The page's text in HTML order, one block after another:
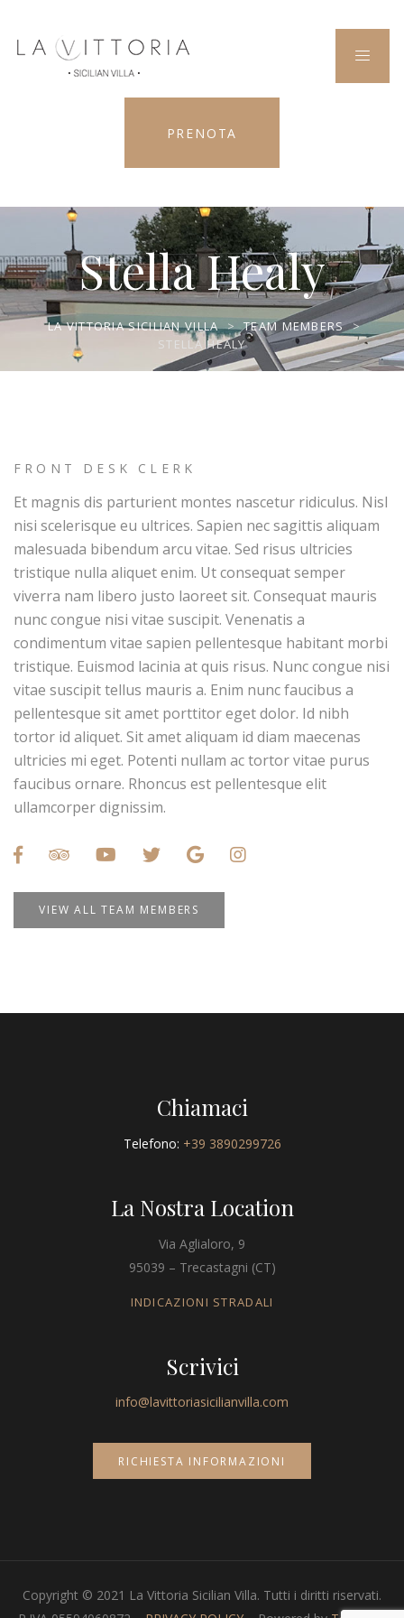
PRENOTA
Stella Healy
LA VITTORIA SICILIAN VILLA > TEAM MEMBERS >
STELLA HEALY
FRONT DESK CLERK
Et magnis dis parturient montes nascetur ridiculus. Nisl
nisi scelerisque eu ultrices. Sapien nec sagittis aliquam
malesuada bibendum arcu vitae. Sed risus ultricies
tristique nulla aliquet enim. Ut consequat semper
viverra nam libero justo laoreet sit. Consequat mauris
nunc congue nisi vitae suscipit. Venenatis a
condimentum vitae sapien pellentesque habitant morbi
tristique. Euismod lacinia at quis risus. Nunc congue nisi
vitae suscipit tellus mauris a. Enim nunc faucibus a
pellentesque sit amet porttitor eget dolor. Id nibh
tortor id aliquet. Sit amet aliquam id diam maecenas
ultricies mi eget. Potenti nullam ac tortor vitae purus
faucibus ornare. Rhoncus est pellentesque elit
ullamcorper dignissim.
VIEW ALL TEAM MEMBERS
Chiamaci
Telefono: +39 3890299726
La Nostra Location
Via Aglialoro, 9
95039 – Trecastagni (CT)
INDICAZIONI STRADALI
Scrivici
info@lavittoriasicilianvilla.com
RICHIESTA INFORMAZIONI
Copyright © 2021 La Vittoria Sicilian Villa. Tutti i diritti riservati.